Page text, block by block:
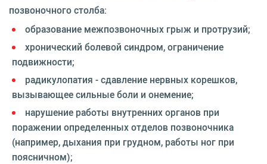
позвоночного столба:
образование межпозвоночных грыж и протрузий;
хронический болевой синдром, ограничение
подвижности;
радикулопатия - сдавление нервных корешков,
вызывающее сильные боли и онемение;
нарушение работы внутренних органов при
поражении определенных отделов позвоночника
(например, дыхания при грудном, работы ног при
поясничном);